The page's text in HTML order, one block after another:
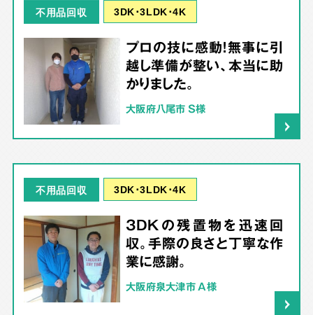
不用品回収 3DK･3LDK･4K
プロの技に感動！無事に引
越し準備が整い、本当に助
かりました。
大阪府八尾市 S様
不用品回収 3DK･3LDK･4K
3DKの残置物を迅速回
収。手際の良さと丁寧な作
業に感謝。
大阪府泉大津市 A様